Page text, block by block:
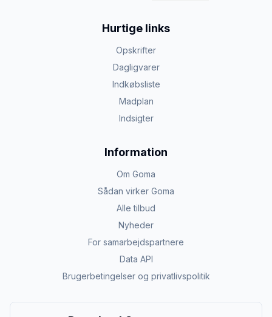
Hurtige links
Opskrifter
Dagligvarer
Indkøbsliste
Madplan
Indsigter
Information
Om Goma
Sådan virker Goma
Alle tilbud
Nyheder
For samarbejdspartnere
Data API
Brugerbetingelser og privatlivspolitik